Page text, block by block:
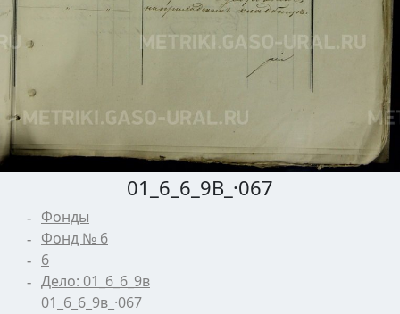
01_6_6_9В_·067
Фонды
Фонд № 6
6
Дело: 01_6_6_9в
01_6_6_9в_·067